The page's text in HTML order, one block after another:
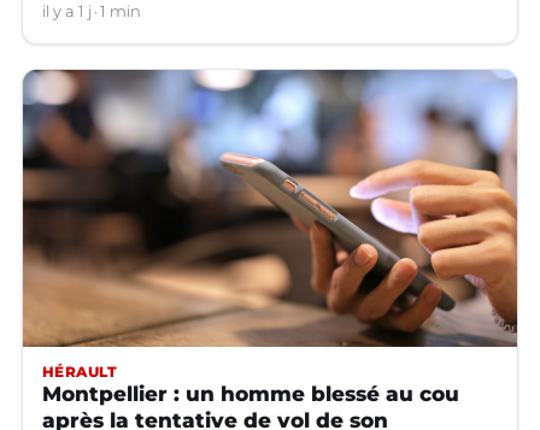
hors service à Nîmes (Gard).
il y a 1 j 1 min
HÉRAULT
Montpellier : un homme blessé au cou
après la tentative de vol de son